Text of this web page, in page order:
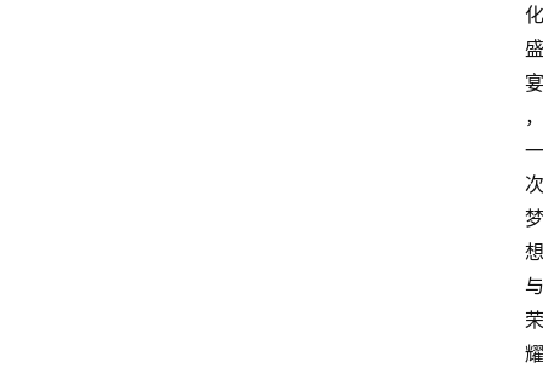
化
盛
宴
，
一
次
梦
想
与
荣
耀